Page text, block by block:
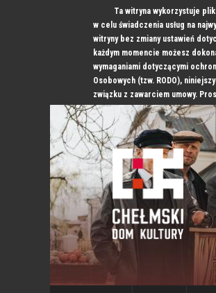
Ta witryna wykorzystuje
w celu świadczenia usług na
witryny bez zmiany ustawień
każdym momencie możesz
wymaganiami dotyczącymi
Osobowych (tzw. RODO),
związku z zawarciem umowy.